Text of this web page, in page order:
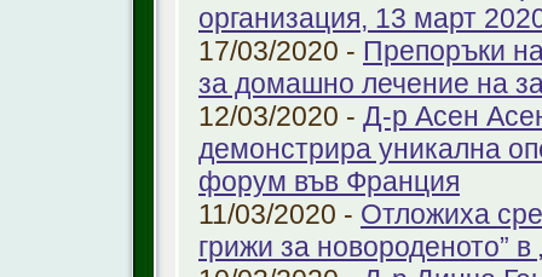
организация, 13 март
17/03/2020 - Препоръки
за домашно лечение на
12/03/2020 - Д-р Асен
демонстрира уникална
форум във Франция
11/03/2020 - Отложиха
грижи за новороденото”